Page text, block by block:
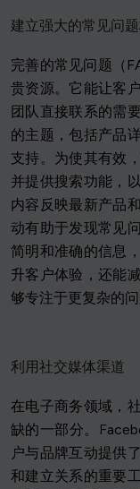
建立强大的常见问
完善的常见问题（
贵资源。它能让客
团队直接联系的需
的主题，包括产品
支持。为使其有效
并提供搜索功能，
内容反映最新产品
动有助于发现常见
简明和准确的信息
升客户体验，还能
够专注于更复杂的问
利用社交媒体渠道
在电子商务领域，
缺的一部分。
户与品牌互动提供
和建立关系的重要